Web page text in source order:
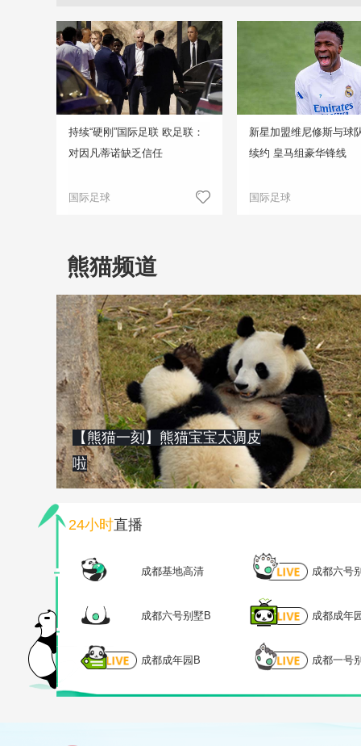
持续“硬刚”国际足联 欧足联：
对因凡蒂诺缺乏信任
国际足球
新星加盟维尼修斯与球
续约 皇马组豪华锋线
国际足球
熊猫频道
【熊猫一刻】熊猫宝宝太调皮
啦
24小时直播
成都基地高清 成都六号
成都六号别墅B 成都成年
成都成年园B 成都一号